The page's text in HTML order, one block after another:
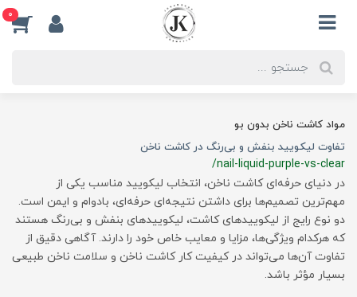
0
مواد کاشت ناخن بدون بو
تفاوت لیکویید بنفش و بی‌رنگ در کاشت ناخن
/nail-liquid-purple-vs-clear
در دنیای حرفه‌ای کاشت ناخن، انتخاب لیکویید مناسب یکی از
مهم‌ترین تصمیم‌ها برای داشتن نتیجه‌ای حرفه‌ای، بادوام و ایمن است.
دو نوع رایج از لیکوییدهای کاشت، لیکوییدهای بنفش و بی‌رنگ هستند
که هرکدام ویژگی‌ها، مزایا و معایب خاص خود را دارند. آگاهی دقیق از
تفاوت آن‌ها می‌تواند در کیفیت کار کاشت ناخن و سلامت ناخن طبیعی
بسیار مؤثر باشد.